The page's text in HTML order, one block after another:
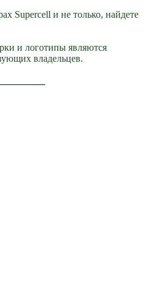
Supercell и не только, найдете
и логотипы являются
владельцев.